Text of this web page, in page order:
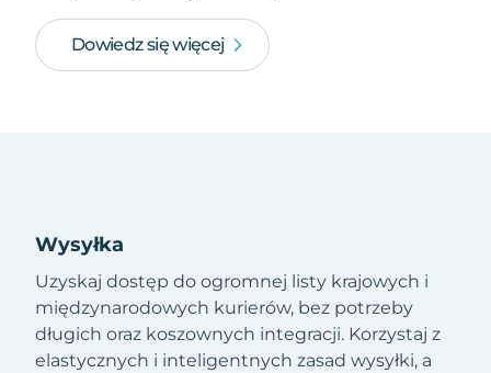
Dowiedz się więcej
Wysyłka
Uzyskaj dostęp do ogromnej listy krajowych i
międzynarodowych kurierów, bez potrzeby
długich oraz koszownych integracji. Korzystaj z
elastycznych i inteligentnych zasad wysyłki, a